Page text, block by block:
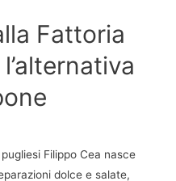
Fattoria
Filippo Cea nasce
dolce e salate,